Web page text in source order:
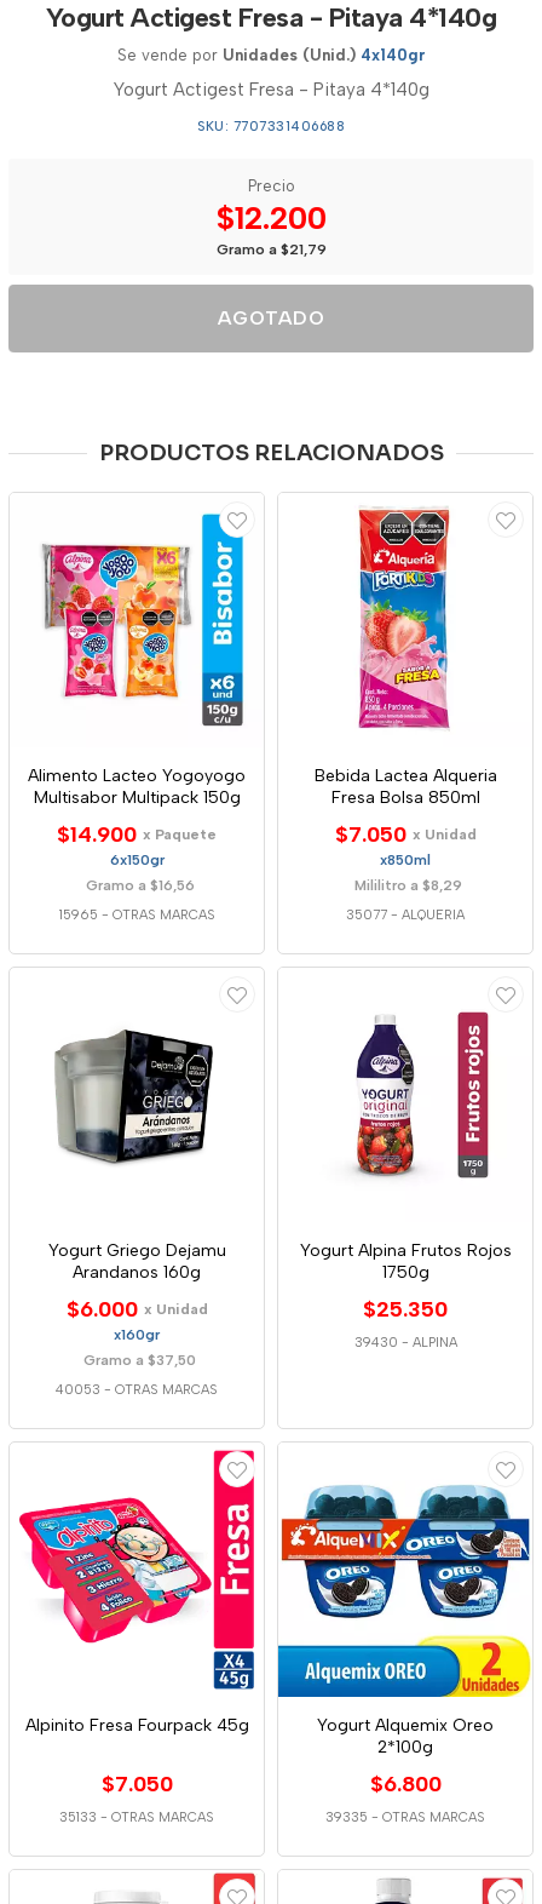
Yogurt Actigest Fresa - Pitaya 4*140g
Se vende por Unidades (Unid.) 4x140gr
Yogurt Actigest Fresa - Pitaya 4*140g
SKU: 7707331406688
Precio
$12.200
Gramo a $21,79
AGOTADO
PRODUCTOS RELACIONADOS
Alimento Lacteo Yogoyogo
Multisabor Multipack 150g
$14.900 x Paquete
6x150gr
Gramo a $16,56
15965 - OTRAS MARCAS
Bebida Lactea Alqueria
Fresa Bolsa 850ml
$7.050 x Unidad
x850ml
Mililitro a $8,29
35077 - ALQUERIA
Yogurt Griego Dejamu
Arandanos 160g
$6.000 x Unidad
x160gr
Gramo a $37,50
40053 - OTRAS MARCAS
Yogurt Alpina Frutos Rojos
1750g
$25.350
39430 - ALPINA
Alpinito Fresa Fourpack 45g
$7.050
35133 - OTRAS MARCAS
Yogurt Alquemix Oreo
2*100g
$6.800
39335 - OTRAS MARCAS